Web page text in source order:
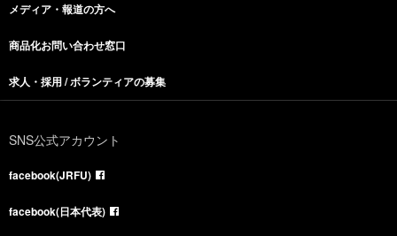
メディア・報道の方へ
商品化お問い合わせ窓口
求人・採用 / ボランティアの募集
SNS公式アカウント
facebook(JRFU)
facebook(日本代表)